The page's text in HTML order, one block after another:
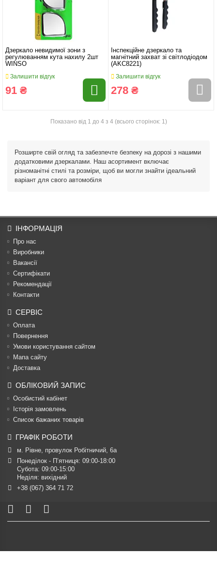
Дзеркало невидимої зони з
регулюванням кута нахилу 2шт
WINSO
Залишити відгук
91 ₴
Інспекційне дзеркало та
магнітний захват зі світлодіодом
(AKC8221)
Залишити відгук
278 ₴
Показано від 1 до 4 з 4 (всього сторінок: 1)
Розширте свій огляд та забезпечте безпеку на дорозі з нашими
додатковими дзеркалами. Наш асортимент включає
різноманітні стилі та розміри, щоб ви могли знайти ідеальний
варіант для свого автомобіля
ІНФОРМАЦІЯ
Про нас
Виробники
Вакансії
Сертифікати
Рекомендації
Контакти
СЕРВІС
Оплата
Повернення
Умови користування сайтом
Мапа сайту
Доставка
ОБЛІКОВИЙ ЗАПИС
Особистий кабінет
Історія замовлень
Список бажаних товарів
ГРАФІК РОБОТИ
м. Рівне, провулок Робітничий, 6а
Понеділок - П’ятниця: 09:00-18:00
Субота: 09:00-15:00
Неділя: вихідний
+38 (067) 364 71 72